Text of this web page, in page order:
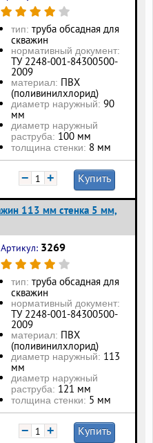
тип: труба обсадная для
скважин
нормативный документ:
ТУ 2248-001-84300500-
2009
материал: ПВХ
(поливинилхлорид)
диаметр наружный: 90
мм
диаметр наружный
раструба: 100 мм
толщина стенки: 8 мм
− + Купить
113 мм стенка 5 мм,
Артикул: 3269
тип: труба обсадная для
скважин
нормативный документ:
ТУ 2248-001-84300500-
2009
материал: ПВХ
(поливинилхлорид)
диаметр наружный: 113
мм
диаметр наружный
раструба: 121 мм
толщина стенки: 5 мм
− + Купить